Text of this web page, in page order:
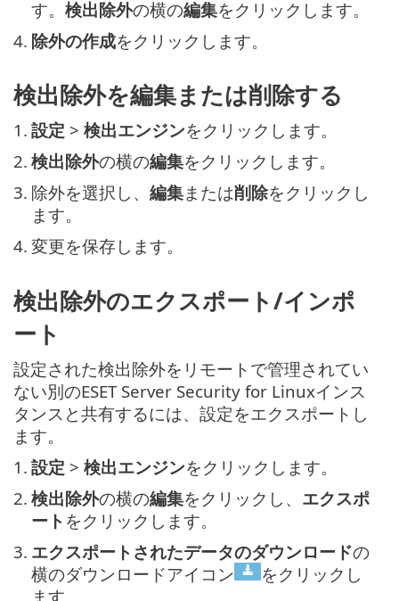
す。 検出除外の横の編集をクリックします。
4. 除外の作成をクリックします。
検出除外を編集または削除する
1. 設定 > 検出エンジンをクリックします。
2. 検出除外の横の編集をクリックします。
3. 除外を選択し、 編集または削除をクリックし
ます。
4. 変更を保存します。
検出除外のエクスポート/インポ
ート
設定された検出除外をリモートで管理されてい
ない別のESET Server Security for Linuxインス
タンスと共有するには、設定をエクスポートし
ます。
1. 設定 > 検出エンジンをクリックします。
2. 検出除外の横の編集をクリックし、 エクスポ
ート をクリックします。
3. エクスポートされたデータのダウンロードの
横のダウンロードアイコン
をクリックし
ます。